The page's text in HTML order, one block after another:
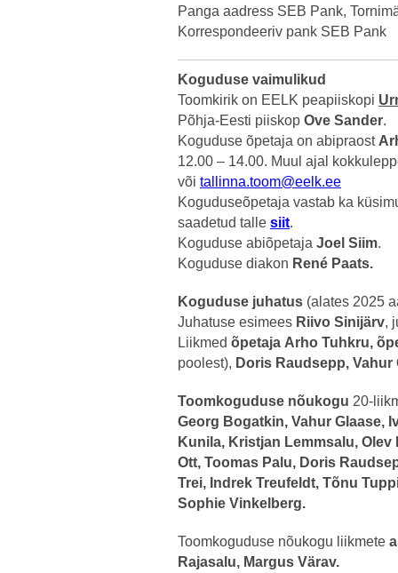
Panga aadress SEB Pank,
Korrespondeeriv pank SEB Pank
Koguduse vaimulikud
Toomkirik on EELK peapiiskopi
Põhja-Eesti piiskop Ove Sander.
Koguduse õpetaja on abipraost
12.00 – 14.00. Muul ajal
või tallinna.toom@eelk.ee
Koguduseõpetaja vastab ka
saadetud talle siit.
Koguduse abiõpetaja Joel Siim.
Koguduse diakon René Paats.
Koguduse juhatus (alates 2025
Juhatuse esimees Riivo Sinijärv,
Liikmed õpetaja Arho Tuhkru,
poolest), Doris Raudsepp, Vahur
Toomkoguduse nõukogu 20-
Georg Bogatkin, Vahur Glaase,
Kunila, Kristjan Lemmsalu,
Ott, Toomas Palu, Doris
Trei, Indrek Treufeldt, Tõnu
Sophie Vinkelberg.
Toomkoguduse nõukogu liikmete
Rajasalu, Margus Värav.